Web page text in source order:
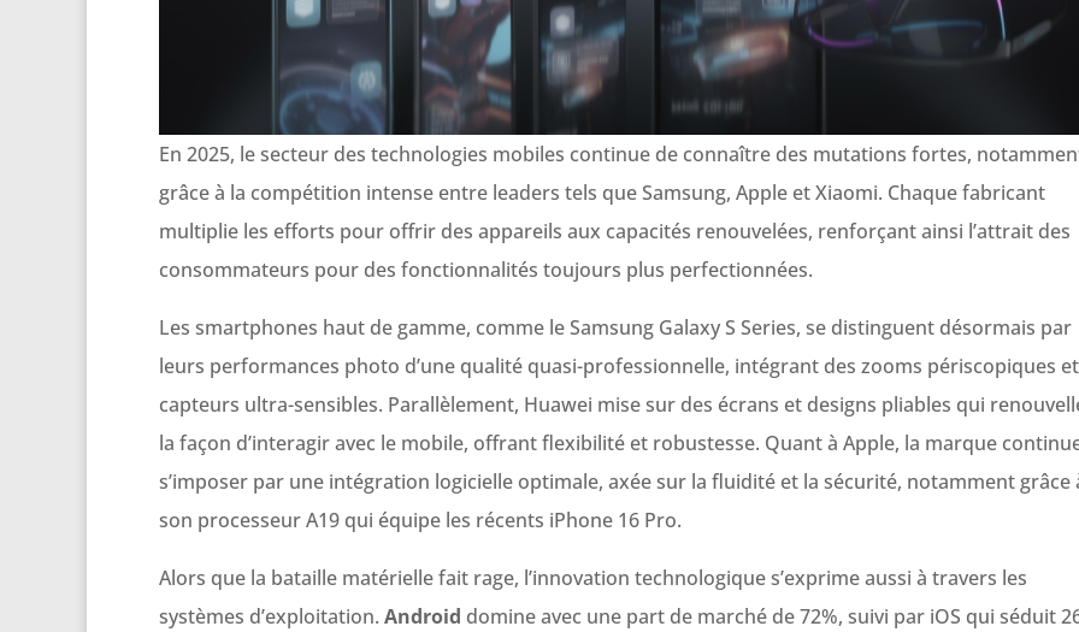
En 2025, le secteur des technologies mobiles continue de connaître des mutations fortes,
grâce à la compétition intense entre leaders tels que Samsung, Apple et Xiaomi. Chaque fabricant
multiplie les efforts pour offrir des appareils aux capacités renouvelées, renforçant ainsi l’attrait des
consommateurs pour des fonctionnalités toujours plus perfectionnées.
Les smartphones haut de gamme, comme le Samsung Galaxy S Series, se distinguent désormais par
leurs performances photo d’une qualité quasi-professionnelle, intégrant des zooms périscopiques
capteurs ultra-sensibles. Parallèlement, Huawei mise sur des écrans et designs pliables qui
la façon d’interagir avec le mobile, offrant flexibilité et robustesse. Quant à Apple, la marque
s’imposer par une intégration logicielle optimale, axée sur la fluidité et la sécurité, notamment grâce
son processeur A19 qui équipe les récents iPhone 16 Pro.
Alors que la bataille matérielle fait rage, l’innovation technologique s’exprime aussi à travers les
systèmes d’exploitation. Android domine avec une part de marché de 72%, suivi par iOS qui séduit